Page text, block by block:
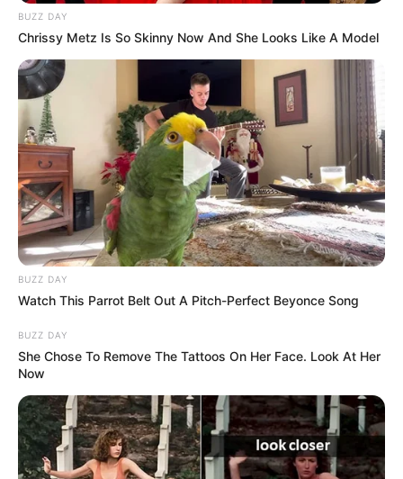
BUZZ DAY
Chrissy Metz Is So Skinny Now And She Looks Like A Model
BUZZ DAY
Watch This Parrot Belt Out A Pitch-Perfect Beyonce Song
BUZZ DAY
She Chose To Remove The Tattoos On Her Face. Look At Her
Now